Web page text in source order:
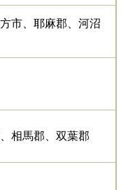
市、耶麻郡、河沼
相馬郡、双葉郡